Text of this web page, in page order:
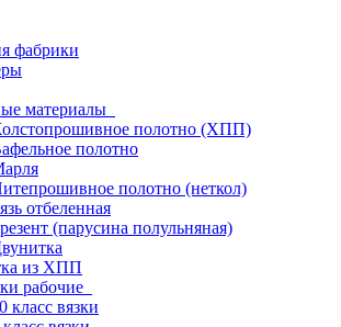
фабрики
материалы
полотно (ХПП)
полотно
полотно (неткол)
отбеленная
(парусина полульняная)
из ХПП
рабочие
класс вязки